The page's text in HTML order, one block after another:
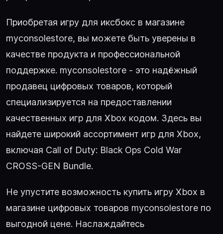
Приобретая игру для иксбокс в магазине
myconsolestore, вы можете быть уверены в
качестве продукта и профессиональной
поддержке. myconsolestore - это надёжный
продавец цифровых товаров, который
специализируется на предоставлении
качественных игр для Xbox кодом. Здесь вы
найдете широкий ассортимент игр для Xbox,
включая Call of Duty: Black Ops Cold War
CROSS-GEN Bundle.
Не упустите возможность купить игру Xbox в
магазине цифровых товаров myconsolestore по
выгодной цене. Наслаждайтесь